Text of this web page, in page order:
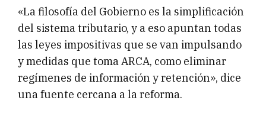
«La filosofía del Gobierno es la simplificación
del sistema tributario, y a eso apuntan todas
las leyes impositivas que se van impulsando
y medidas que toma ARCA, como eliminar
regímenes de información y retención», dice
una fuente cercana a la reforma.